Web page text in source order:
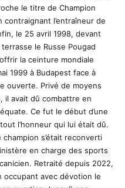
le titre de Champion
contraignant l’entraîneur de
le 25 avril 1998, devant
le Russe Pougad
la ceinture mondiale
1999 à Budapest face à
ouverte. Privé de moyens
il avait dû combattre en
Ce fut le début d’une
l’honneur qui lui était dû.
s’était reconverti
en charge des sports
Retraité depuis 2022,
occupant avec dévotion le